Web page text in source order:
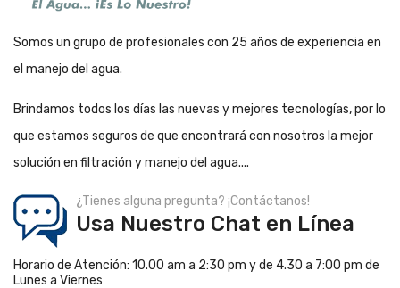
Somos un grupo de profesionales con 25 años de experiencia en
el manejo del agua.
Brindamos todos los días las nuevas y mejores tecnologías, por lo
que estamos seguros de que encontrará con nosotros la mejor
solución en filtración y manejo del agua....
¿Tienes alguna pregunta? ¡Contáctanos!
Usa Nuestro Chat en Línea
Horario de Atención: 10.00 am a 2:30 pm y de 4.30 a 7:00 pm de
Lunes a Viernes